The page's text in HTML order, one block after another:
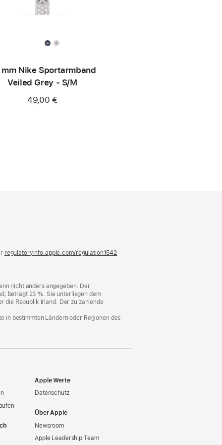
Nike Sportarmband
Veiled Grey - S/M
49,00 €
regulatoryinfo.apple.com/regulation1542
nicht anders angegeben. Der
beträgt 23 %. Sie unterliegen dem
die Republik Irland. Der zu zahlende
in bestimmten Ländern oder Regionen des
Apple Werte
Datenschutz
Über Apple
Newsroom
Apple Leadership Team